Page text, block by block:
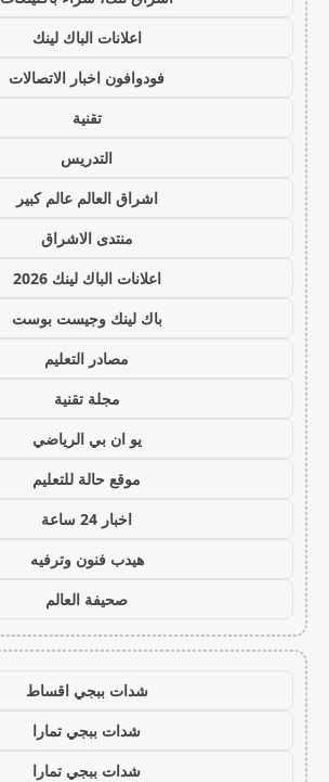
اعلانات الباك لينك
فودوافون اخبار الاتصالات
تقنية
التدريس
اشراق العالم عالم كبير
منتدى الاشراق
اعلانات الباك لينك 2026
باك لينك وجيست بوست
مصادر التعليم
مجلة تقنية
يو ان بي الرياضي
موقع حالة للتعليم
اخبار 24 ساعة
هيدب فنون وترفيه
صحيفة العالم
شدات ببجي اقساط
شدات ببجي تمارا
شدات ببجي تمارا